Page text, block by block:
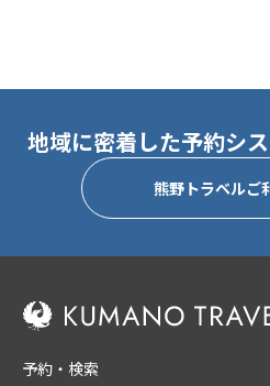
地域に密着した予約シ
熊野トラベルご
予約・検索